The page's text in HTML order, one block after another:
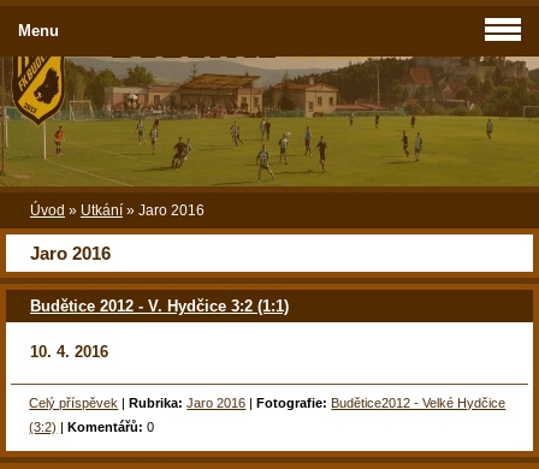
Úvod » Utkání » Jaro 2016
Jaro 2016
Budětice 2012 - V. Hydčice 3:2 (1:1)
10. 4. 2016
Celý příspěvek |Rubrika: Jaro 2016 |Fotografie: Budětice2012 - Velké Hydčice
(3:2) |Komentářů: 0
Menu